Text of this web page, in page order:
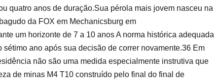
quatro anos de duração.Sua pérola mais jovem nasceu na
da FOX em Mechanicsburg em
um horizonte de 7 a 10 anos A norma histórica adequada
ano após sua decisão de correr novamente.36 Em
não são uma medida especialmente instrutiva que
de minas M4 T10 construído pelo final do final de